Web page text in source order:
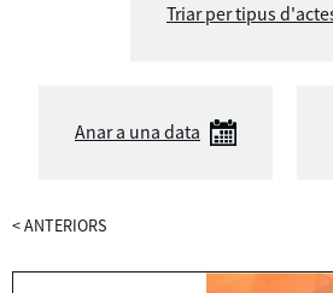
Triar per tipus
Anar a una data
<ANTERIORS